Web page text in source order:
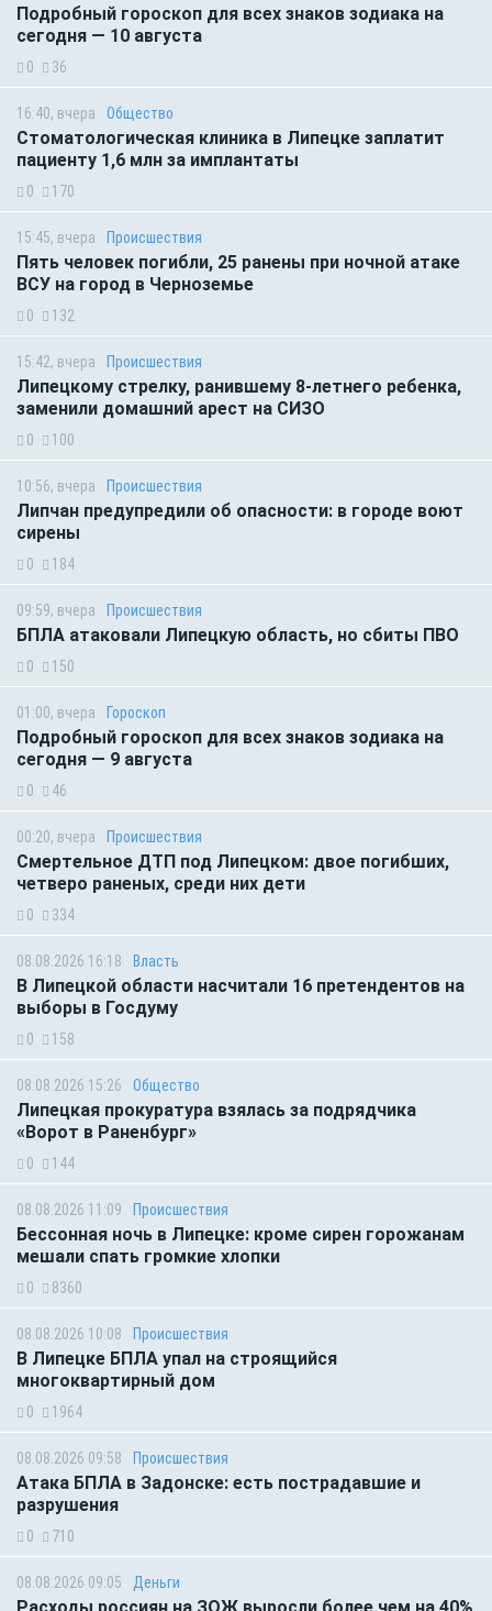
Подробный гороскоп для всех знаков зодиака на
сегодня — 10 августа
0 36
16:40, вчера Общество
Стоматологическая клиника в Липецке заплатит
пациенту 1,6 млн за имплантаты
0 170
15:45, вчера Происшествия
Пять человек погибли, 25 ранены при ночной атаке
ВСУ на город в Черноземье
0 132
15:42, вчера Происшествия
Липецкому стрелку, ранившему 8-летнего ребенка,
заменили домашний арест на СИЗО
0 100
10:56, вчера Происшествия
Липчан предупредили об опасности: в городе воют
сирены
0 184
09:59, вчера Происшествия
БПЛА атаковали Липецкую область, но сбиты ПВО
0 150
01:00, вчера Гороскоп
Подробный гороскоп для всех знаков зодиака на
сегодня — 9 августа
0 46
00:20, вчера Происшествия
Смертельное ДТП под Липецком: двое погибших,
четверо раненых, среди них дети
0 334
08.08.2026 16:18 Власть
В Липецкой области насчитали 16 претендентов на
выборы в Госдуму
0 158
08.08.2026 15:26 Общество
Липецкая прокуратура взялась за подрядчика
«Ворот в Раненбург»
0 144
08.08.2026 11:09 Происшествия
Бессонная ночь в Липецке: кроме сирен горожанам
мешали спать громкие хлопки
0 8360
08.08.2026 10:08 Происшествия
В Липецке БПЛА упал на строящийся
многоквартирный дом
0 1964
08.08.2026 09:58 Происшествия
Атака БПЛА в Задонске: есть пострадавшие и
разрушения
0 710
08.08.2026 09:05 Деньги